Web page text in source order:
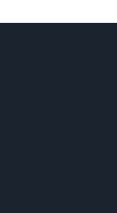
、监察工作要
，再一次为远洋
规建设及可持续
并明确方向。